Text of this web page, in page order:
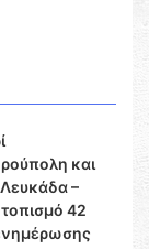
και
–
42